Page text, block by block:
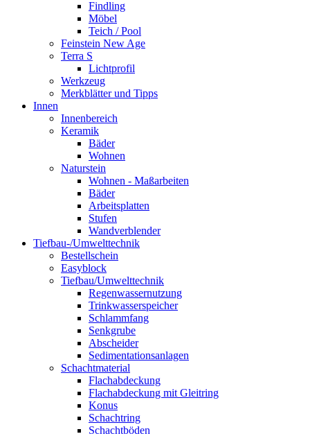
Findling
Möbel
Teich / Pool
Feinstein New Age
Terra S
Lichtprofil
Werkzeug
Merkblätter und Tipps
Innen
Innenbereich
Keramik
Bäder
Wohnen
Naturstein
Wohnen - Maßarbeiten
Bäder
Arbeitsplatten
Stufen
Wandverblender
Tiefbau-/Umwelttechnik
Bestellschein
Easyblock
Tiefbau/Umwelttechnik
Regenwassernutzung
Trinkwasserspeicher
Schlammfang
Senkgrube
Abscheider
Sedimentationsanlagen
Schachtmaterial
Flachabdeckung
Flachabdeckung mit Gleitring
Konus
Schachtring
Schachtböden